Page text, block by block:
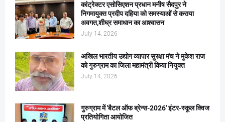
कांट्रेक्टर एसोसिएशन प्रधान मनीष सैदपुर ने
निगमायुक्त प्रदीप दहिया को समस्याओं से कराया
अवगत,शीघ्र समाधान का आश्वासन
July 14, 2026
अखिल भारतीय उद्योग व्यापार सुरक्षा मंच ने मुकेश राज
को गुरुग्राम का जिला महामंत्री किया नियुक्त
July 14, 2026
गुरुग्राम में 'बैटल ऑफ ब्रेन्स-2026' इंटर-स्कूल क्विज
प्रतियोगिता आयोजित